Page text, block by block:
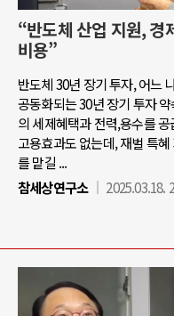
“반도체 산업 지원, 경
비용”
반도체 30년 장기 투자, 어느
공동화되는 30년 장기 투자
의 세제혜택과 전력,용수를
고용효과도 없는데, 재벌 특
를 맡길 ...
참세상연구소
2025.03.18.